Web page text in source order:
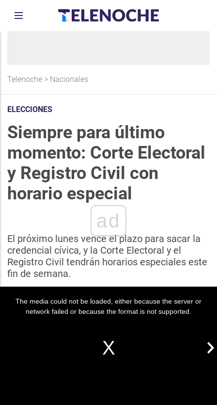
Telenoche > Nacionales
ELECCIONES
Siempre para último
momento: Corte Electoral
y Registro Civil con
horario especial
ad
El próximo lunes vence el plazo para sacar la
credencial cívica, y la Corte Electoral y el
Registro Civil tendrán horarios especiales este
fin de semana.
The media could not be loaded, either because the server or
network failed or because the format is not supported.